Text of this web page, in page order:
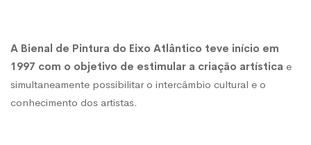
A Bienal de Pintura do Eixo Atlântico teve início em
1997 com o objetivo de estimular a criação artística e
simultaneamente possibilitar o intercâmbio cultural e o
conhecimento dos artistas.